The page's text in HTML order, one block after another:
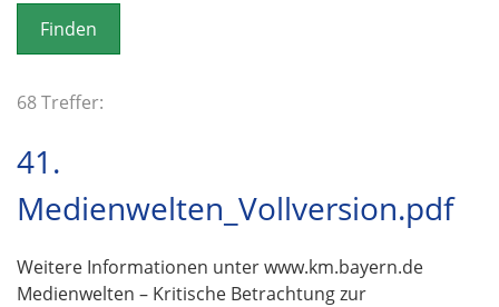
o
n
68 Treffer:
41.
Medienwelten_Vollversion.pdf
Weitere Informationen unter www.km.bayern.de
Medienwelten – Kritische Betrachtung zur